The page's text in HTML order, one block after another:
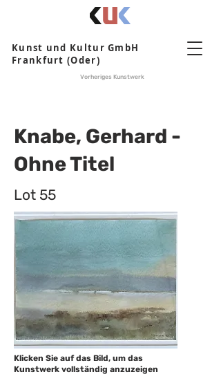
Kunst und Kultur GmbH
Frankfurt (Oder)
Vorheriges Kunstwerk
Knabe, Gerhard -
Ohne Titel
Lot 55
Klicken Sie auf das Bild, um das
Kunstwerk vollständig anzuzeigen